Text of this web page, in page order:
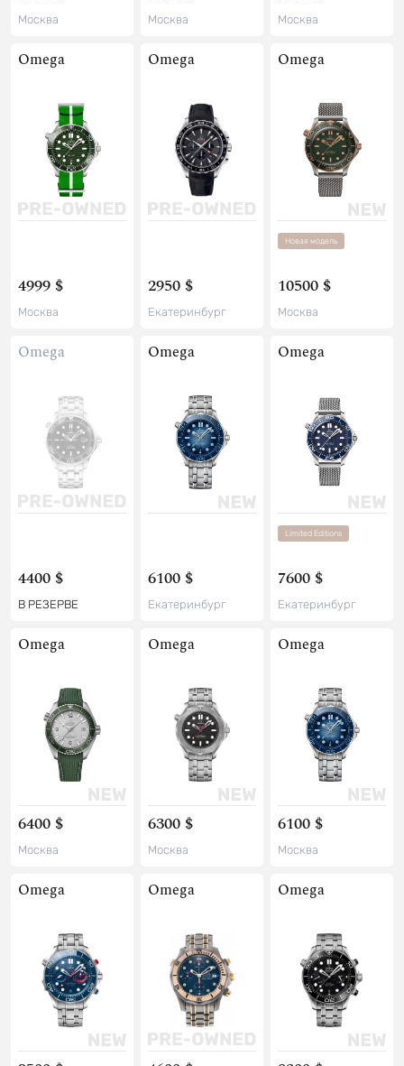
Москва Москва Москва
Omega
4999 $
Москва
Omega
2950 $
Екатеринбург
Omega
Новая модель
10500 $
Москва
Omega
4400 $
В РЕЗЕРВЕ
Omega
6100 $
Екатеринбург
Omega
Limited Editions
7600 $
Екатеринбург
Omega
6400 $
Москва
Omega
6300 $
Москва
Omega
6100 $
Москва
Omega Omega Omega